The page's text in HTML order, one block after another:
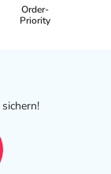
Order-
Priority
sichern!